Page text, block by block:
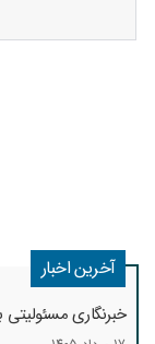
آخرین اخبار
خبرنگاری